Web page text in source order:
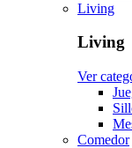
Living
Living
Ver
Comedor